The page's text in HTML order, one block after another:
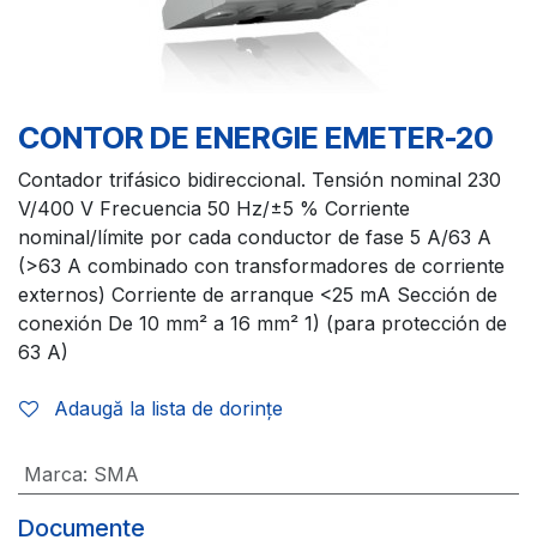
CONTOR DE ENERGIE EMETER-20
Contador trifásico bidireccional. Tensión nominal 230
V/400 V Frecuencia 50 Hz/±5 % Corriente
nominal/límite por cada conductor de fase 5 A/63 A
(>63 A combinado con transformadores de corriente
externos) Corriente de arranque <25 mA Sección de
conexión De 10 mm² a 16 mm² 1) (para protección de
63 A)
Adaugă la lista de dorințe
Marca: SMA
Documente